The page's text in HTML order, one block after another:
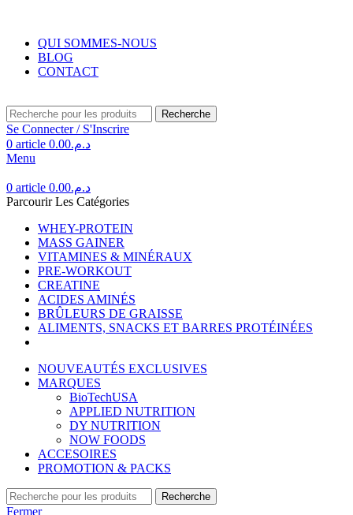
QUI SOMMES-NOUS
BLOG
CONTACT
Recherche
Se Connecter / S'Inscrire
0 article د.م.0.00
Menu
0 article د.م.0.00
Parcourir Les Catégories
WHEY-PROTEIN
MASS GAINER
VITAMINES & MINÉRAUX
PRE-WORKOUT
CREATINE
ACIDES AMINÉS
BRÛLEURS DE GRAISSE
ALIMENTS, SNACKS ET BARRES PROTÉINÉES
NOUVEAUTÉS EXCLUSIVES
MARQUES
BioTechUSA
APPLIED NUTRITION
DY NUTRITION
NOW FOODS
ACCESOIRES
PROMOTION & PACKS
Recherche
Fermer